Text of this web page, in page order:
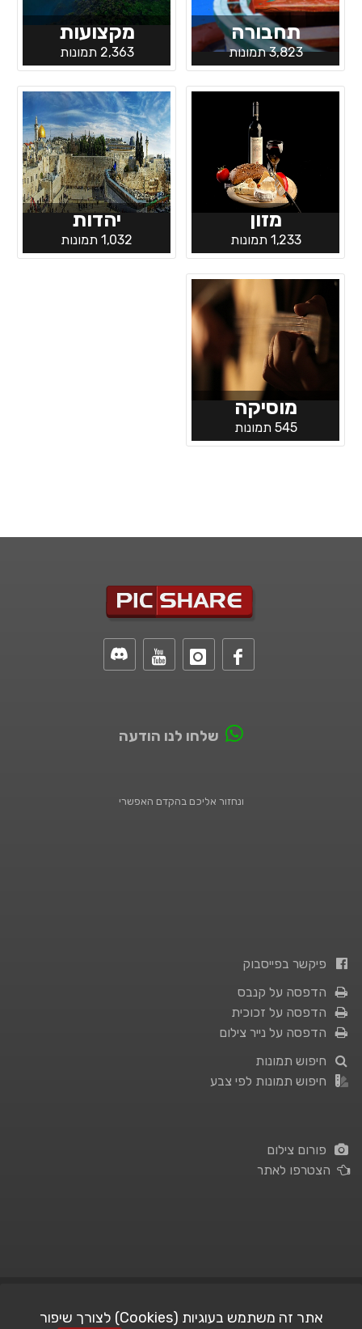
תחבורה
3,823 תמונות
מקצועות
2,363 תמונות
מזון
1,233 תמונות
יהדות
1,032 תמונות
מוסיקה
545 תמונות
שלחו לנו הודעה
ונחזור אליכם בהקדם האפשרי
פיקשר בפייסבוק
הדפסה על קנבס
הדפסה על זכוכית
הדפסה על נייר צילום
חיפוש תמונות
חיפוש תמונות לפי צבע
פורום צילום
הצטרפו לאתר
אתר זה משתמש בעוגיות (Cookies) לצורך שיפור